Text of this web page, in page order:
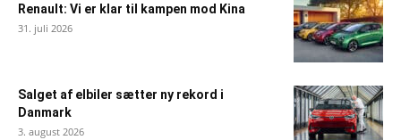
Renault: Vi er klar til kampen mod Kina
31. juli 2026
Salget af elbiler sætter ny rekord i
Danmark
3. august 2026